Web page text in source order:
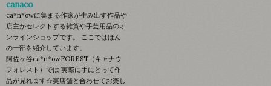
canaco
ca*n*owに集まる作家が生み出す作品や
店主がセレクトする雑貨や手芸用品のオ
ンラインショップです。 ここではほん
の一部を紹介しています。
阿佐ヶ谷ca*n*owFOREST（キャナウ
フォレスト）では 実際に手にとって作
品が見れます☆実店舗と合わせてお楽し